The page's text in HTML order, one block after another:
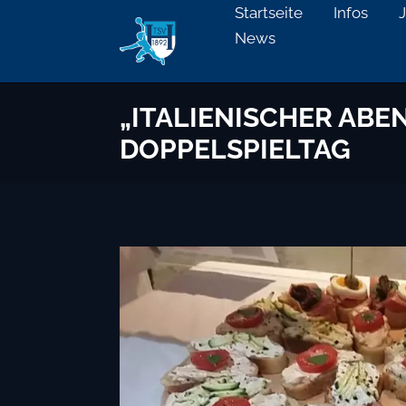
Startseite Infos
News
„ITALIENISCHER
DOPPELSPIELTAG